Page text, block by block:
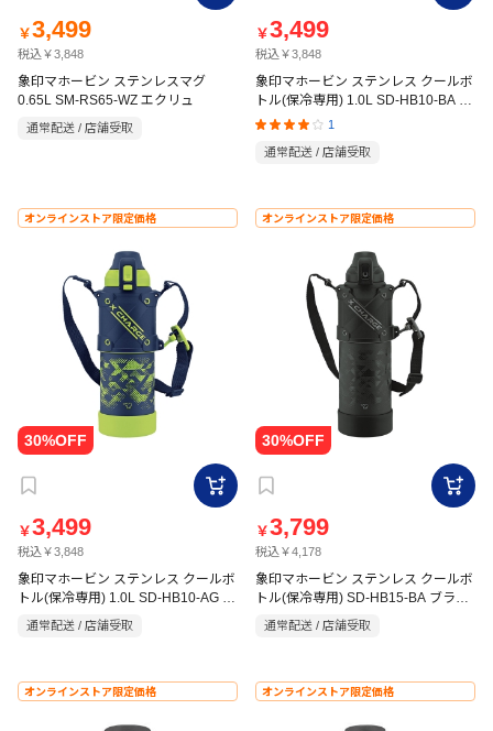
￥3,499
税込￥3,848
象印マホービン ステンレスマグ
0.65L SM-RS65-WZ エクリュ
通常配送 / 店舗受取
￥3,499
税込￥3,848
象印マホービン ステンレス クールボ
トル(保冷専用) 1.0L SD-HB10-BA ブ
ラック
1
通常配送 / 店舗受取
オンラインストア限定価格
￥3,499
税込￥3,848
象印マホービン ステンレス クールボ
トル(保冷専用) 1.0L SD-HB10-AG ラ
イムブルー
通常配送 / 店舗受取
オンラインストア限定価格
￥3,799
税込￥4,178
象印マホービン ステンレス クールボ
トル(保冷専用) SD-HB15-BA ブラッ
ク
通常配送 / 店舗受取
オンラインストア限定価格 オンラインストア限定価格